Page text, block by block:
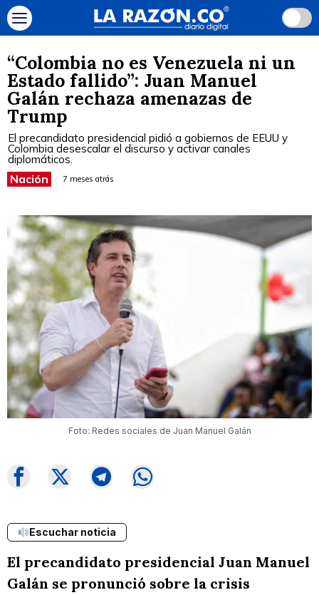
“Colombia no es Venezuela ni un
Estado fallido”: Juan Manuel
Galán rechaza amenazas de
Trump
El precandidato presidencial pidió a gobiernos de EEUU y
Colombia desescalar el discurso y activar canales
diplomáticos.
Nación 7 meses atrás
Foto: Redes sociales de Juan Manuel Galán
Escuchar noticia
El precandidato presidencial Juan Manuel
Galán se pronunció sobre la crisis